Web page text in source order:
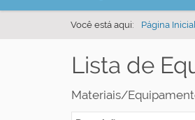
Você está aqui: Página
Lista de
Materiais/